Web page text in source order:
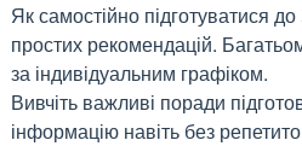
Як самостійно підготуватися
простих рекомендацій.
за індивідуальним графіком.
Вивчіть важливі поради
інформацію навіть без